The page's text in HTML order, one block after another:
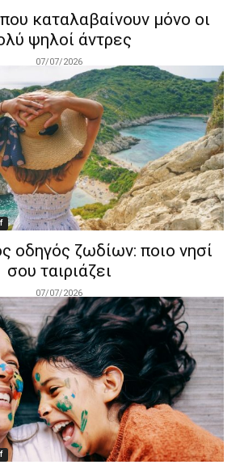
καταλαβαίνουν μόνο οι
ψηλοί άντρες
07/07/2026
οδηγός ζωδίων: ποιο νησί
σου ταιριάζει
07/07/2026